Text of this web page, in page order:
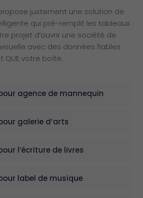
justement une solution de
qui pré-remplit les tableaux
projet d’ouvrir une société de
avec des données fiables
QUE votre boîte.
agence de mannequin
galerie d’arts
l’écriture de livres
label de musique